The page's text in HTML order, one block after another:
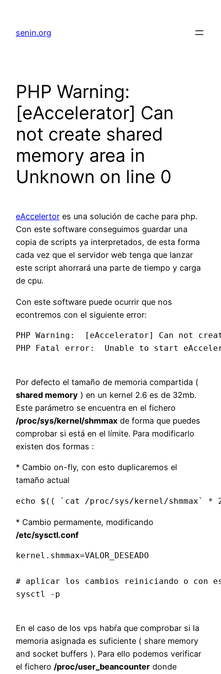
senin.org
PHP Warning:
[eAccelerator] Can
not create shared
memory area in
Unknown on line 0
eAccelertor es una solución de cache para php.
Con este software conseguimos guardar una
copia de scripts ya interpretados, de esta forma
cada vez que el servidor web tenga que lanzar
este script ahorrará una parte de tiempo y carga
de cpu.
Con este software puede ocurrir que nos
econtremos con el siguiente error:
PHP Warning:  [eAccelerator] Can not
PHP Fatal error:  Unable to start
Por defecto el tamaño de memoria compartida (
shared memory ) en un kernel 2.6 es de 32mb.
Este parámetro se encuentra en el fichero
/proc/sys/kernel/shmmax de forma que puedes
comprobar si está en el límite. Para modificarlo
existen dos formas :
* Cambio on-fly, con esto duplicaremos el
tamaño actual
echo $(( `cat /proc/sys/kernel/shmmax` *
* Cambio permamente, modificando
/etc/sysctl.conf
kernel.shmmax=VALOR_DESEADO
# aplicar los cambios reiniciando o con
sysctl -p
En el caso de los vps habŕa que comprobar si la
memoria asignada es suficiente ( share memory
and socket buffers ). Para ello podemos verificar
el fichero /proc/user_beancounter donde